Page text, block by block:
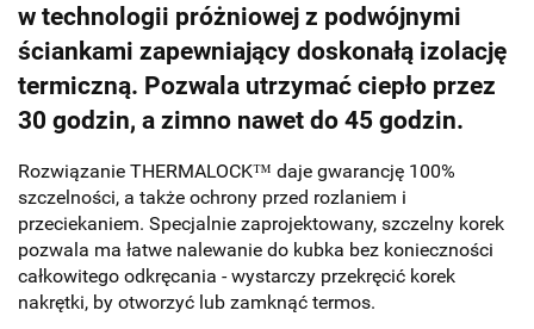
w technologii próżniowej z podwójnymi
ściankami zapewniający doskonałą izolację
termiczną. Pozwala utrzymać ciepło przez
30 godzin, a zimno nawet do 45 godzin.
Rozwiązanie THERMALOCK™ daje gwarancję 100%
szczelności, a także ochrony przed rozlaniem i
przeciekaniem. Specjalnie zaprojektowany, szczelny korek
pozwala ma łatwe nalewanie do kubka bez konieczności
całkowitego odkręcania - wystarczy przekręcić korek
nakrętki, by otworzyć lub zamknąć termos.